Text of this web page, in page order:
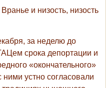
и низость, низость
за неделю до
срока депортации и
«окончательного»
устно согласовали